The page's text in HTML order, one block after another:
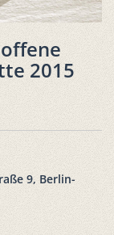
2015
9, Berlin-